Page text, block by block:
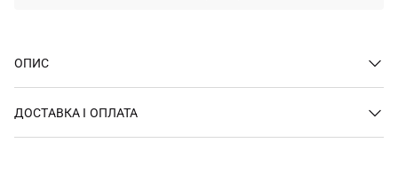
ОПИС
ДОСТАВКА І ОПЛАТА